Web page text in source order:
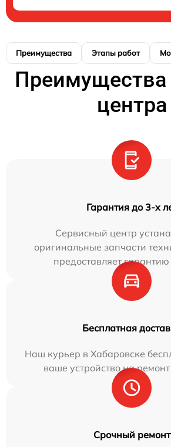
Преимущества Этапы работ
Преимущества
центра
Гарантия до 3-х
Сервисный центр
оригинальные запчасти
предоставляет гарантию
Бесплатная
Наш курьер в Хабаровске
ваше устройство на
Срочный ремонт